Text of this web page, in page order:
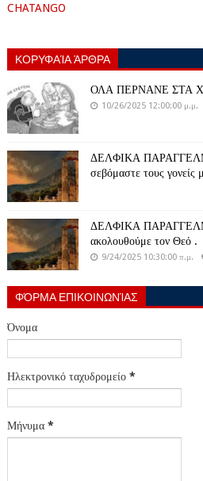
CHATANGO
ΚΟΡΥΦΑΊΑ ΆΡΘΡΑ
ΟΛΑ ΠΕΡΝΑΝΕ ΣΤΑ
10/26/2025 12:00:00 μ.μ.
ΔΕΛΦΙΚΑ
σεβόμαστε τους γονείς
ΔΕΛΦΙΚΑ
ακολουθούμε τον Θεό .
9/24/2025 10:30:00 π.μ.
ΦΌΡΜΑ ΕΠΙΚΟΙΝΩΝΊΑΣ
Όνομα
Ηλεκτρονικό ταχυδρομείο *
Μήνυμα *